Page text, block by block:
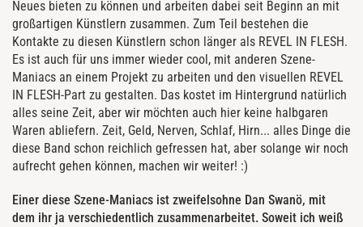
Neues bieten zu können und arbeiten dabei seit Beginn an mit
großartigen Künstlern zusammen. Zum Teil bestehen die
Kontakte zu diesen Künstlern schon länger als REVEL IN FLESH.
Es ist auch für uns immer wieder cool, mit anderen Szene-
Maniacs an einem Projekt zu arbeiten und den visuellen REVEL
IN FLESH-Part zu gestalten. Das kostet im Hintergrund natürlich
alles seine Zeit, aber wir möchten auch hier keine halbgaren
Waren abliefern. Zeit, Geld, Nerven, Schlaf, Hirn... alles Dinge die
diese Band schon reichlich gefressen hat, aber solange wir noch
aufrecht gehen können, machen wir weiter! :)
Einer diese Szene-Maniacs ist zweifelsohne Dan Swanö, mit
dem ihr ja verschiedentlich zusammenarbeitet. Soweit ich weiß